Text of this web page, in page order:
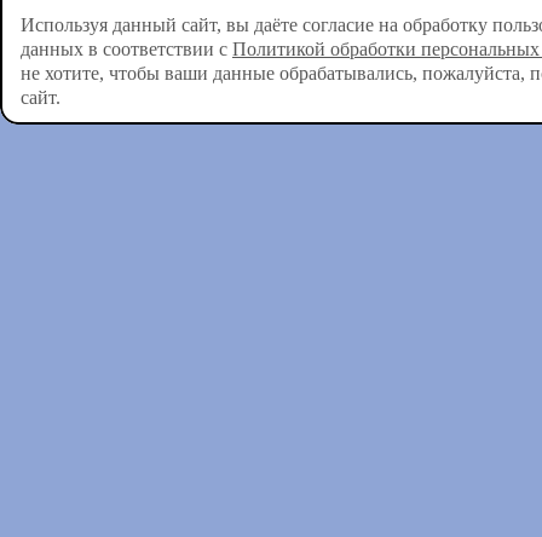
Используя данный сайт, вы даёте согласие на обработку
данных в соответствии с Политикой обработки
не хотите, чтобы ваши данные обрабатывались, пожалуйста,
сайт.